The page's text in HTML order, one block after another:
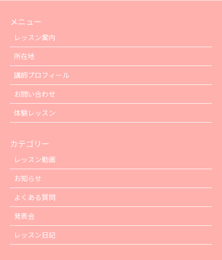
メニュー
レッスン案内
所在地
講師プロフィール
お問い合わせ
体験レッスン
カテゴリー
レッスン動画
お知らせ
よくある質問
発表会
レッスン日記